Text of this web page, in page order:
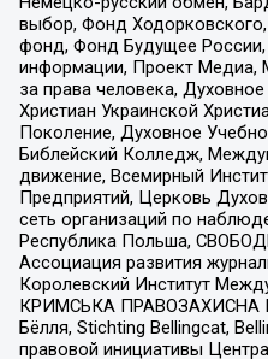
выбор, Фонд
фонд, Фонд Будущее
информации, Проект Медиа,
за права человека,
Христиан Украинской
Поколение, Духовное
Библейский Колледж,
движение, Всемирный
Предприятий, Церковь
сеть организаций по
Республика Польша,
Ассоциация развития
Королевский Институт
КРИМСЬКА ПРАВОЗАХИСНА
Бёлля, Stichting Bellingcat,
правовой инициативы